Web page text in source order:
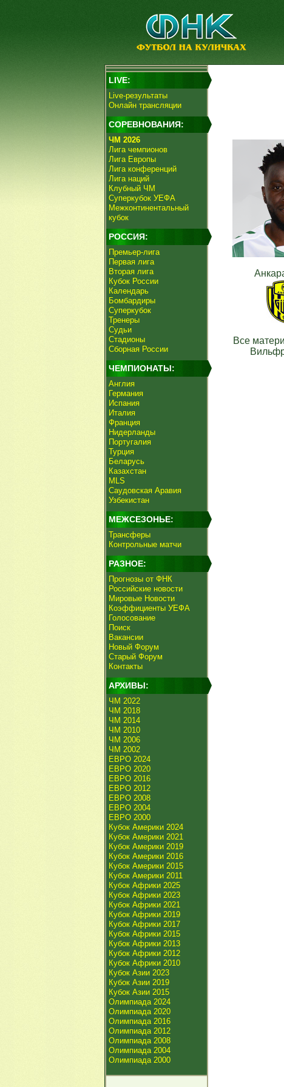
LIVE:
Live-результаты
Онлайн трансляции
СОРЕВНОВАНИЯ:
ЧМ 2026
Лига чемпионов
Лига Европы
Лига конференций
Лига наций
Клубный ЧМ
Суперкубок УЕФА
Межконтинентальный
кубок
РОССИЯ:
Премьер-лига
Первая лига
Вторая лига
Кубок России
Календарь
Бомбардиры
Суперкубок
Тренеры
Судьи
Стадионы
Сборная России
ЧЕМПИОНАТЫ:
Англия
Германия
Испания
Италия
Франция
Нидерланды
Португалия
Турция
Беларусь
Казахстан
MLS
Саудовская Аравия
Узбекистан
МЕЖСЕЗОНЬЕ:
Трансферы
Контрольные матчи
РАЗНОЕ:
Прогнозы от ФНК
Российские новости
Мировые Новости
Коэффициенты УЕФА
Голосование
Поиск
Вакансии
Новый Форум
Старый Форум
Контакты
АРХИВЫ:
ЧМ 2022
ЧМ 2018
ЧМ 2014
ЧМ 2010
ЧМ 2006
ЧМ 2002
ЕВРО 2024
ЕВРО 2020
ЕВРО 2016
ЕВРО 2012
ЕВРО 2008
ЕВРО 2004
ЕВРО 2000
Кубок Америки 2024
Кубок Америки 2021
Кубок Америки 2019
Кубок Америки 2016
Кубок Америки 2015
Кубок Америки 2011
Кубок Африки 2025
Кубок Африки 2023
Кубок Африки 2021
Кубок Африки 2019
Кубок Африки 2017
Кубок Африки 2015
Кубок Африки 2013
Кубок Африки 2012
Кубок Африки 2010
Кубок Азии 2023
Кубок Азии 2019
Кубок Азии 2015
Олимпиада 2024
Олимпиада 2020
Олимпиада 2016
Олимпиада 2012
Олимпиада 2008
Олимпиада 2004
Олимпиада 2000
Все